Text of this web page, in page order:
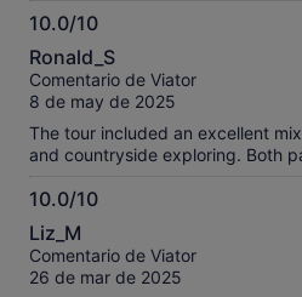
10.0/10
10.0
sobre
10
Ronald_S
Comentario de Viator
8 de may de 2025
The tour included an excellent
and countryside exploring. Both
10.0/10
10.0
sobre
10
Liz_M
Comentario de Viator
26 de mar de 2025